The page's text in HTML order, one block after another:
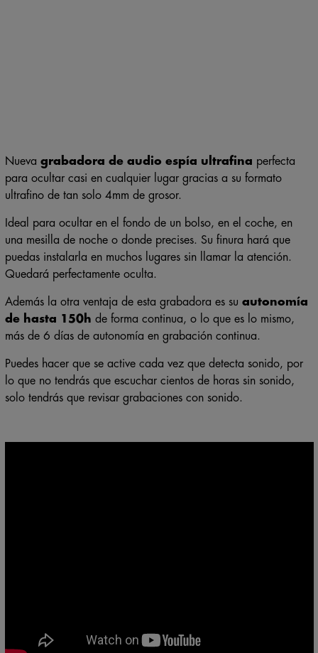
Nueva grabadora de audio espía ultrafina perfecta
para ocultar casi en cualquier lugar gracias a su formato
ultrafino de tan solo 4mm de grosor.
Ideal para ocultar en el fondo de un bolso, en el coche, en
una mesilla de noche o donde precises. Su finura hará que
puedas instalarla en muchos lugares sin llamar la atención.
Quedará perfectamente oculta.
Además la otra ventaja de esta grabadora es su autonomía
de hasta 150h de forma continua, o lo que es lo mismo,
más de 6 días de autonomía en grabación continua.
Puedes hacer que se active cada vez que detecta sonido, por
lo que no tendrás que escuchar cientos de horas sin sonido,
solo tendrás que revisar grabaciones con sonido.